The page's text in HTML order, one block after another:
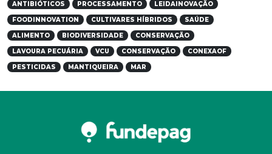
ANTIBIÓTICOS PROCESSAMENTO LEIDAINOVAÇÃO
FOODINNOVATION CULTIVARES HÍBRIDOS SAÚDE
ALIMENTO BIODIVERSIDADE CONSERVAÇÃO
LAVOURA PECUÁRIA VCU CONSERVAÇÃO CONEXAOF
PESTICIDAS MANTIQUEIRA MAR